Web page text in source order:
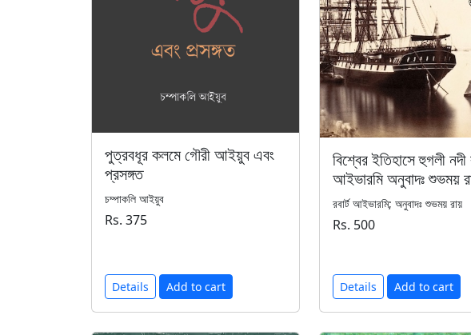
পুত্রবধূর কলমে গৌরী আইয়ুব এবং
প্রসঙ্গত
চম্পাকলি আইয়ুব
Rs. 375
Details Add to cart
বিশ্বের ইতিহাসে হুগলী নদী
আইভারমি অনুবাদঃ শুভময়
রবার্ট আইভারমি; অনুবাদঃ শুভময় রায়
Rs. 500
Details Add to cart